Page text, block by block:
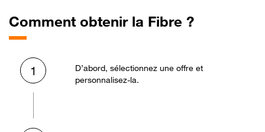
Comment obtenir la Fibre ?
1
D’abord, sélectionnez une offre et
personnalisez-la.